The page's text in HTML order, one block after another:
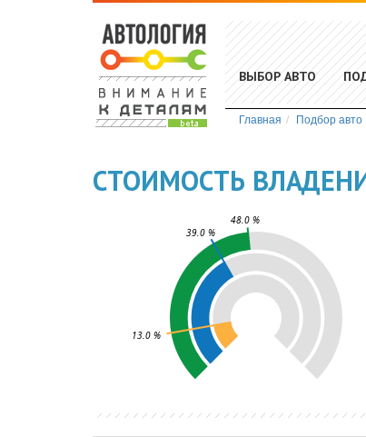
ВЫБОР АВТО
Главная Подбор авто
СТОИМОСТЬ
48.0 %
39.0 %
13.0 %